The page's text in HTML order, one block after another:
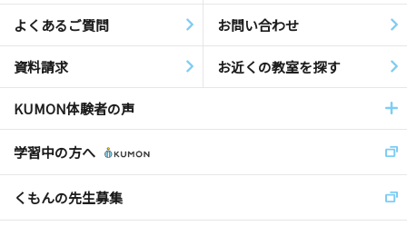
よくあるご質問 お問い合わせ
資料請求 お近くの教室を探す
KUMON体験者の声
学習中の方へ
くもんの先生募集